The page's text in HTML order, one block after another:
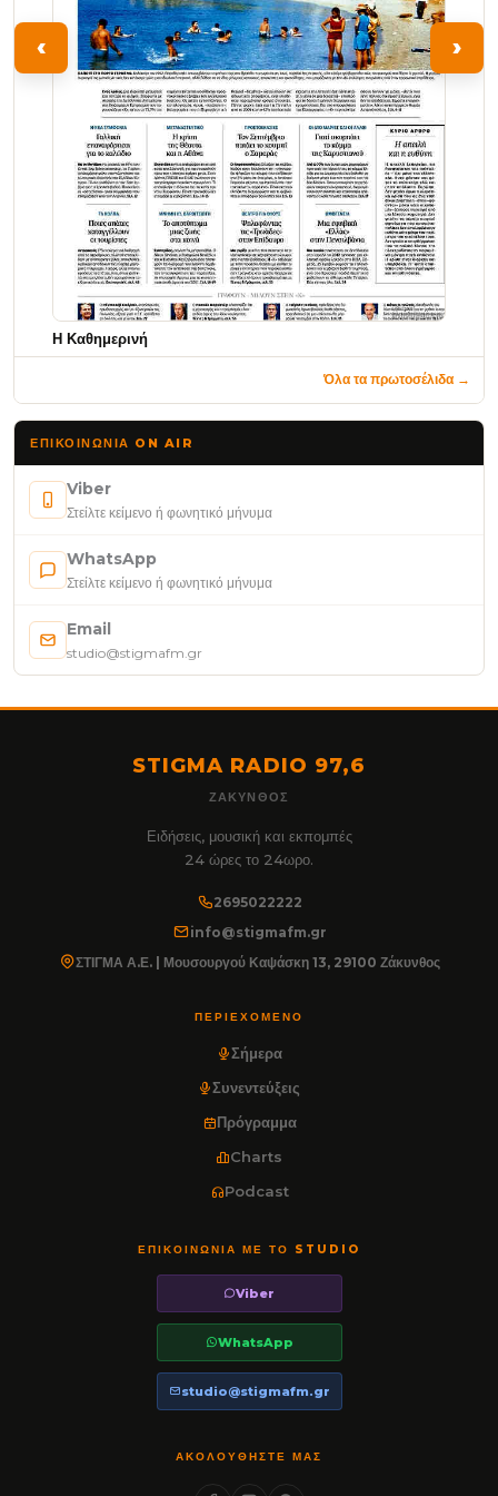
‹
Η Καθημερινή
›
Όλα τα πρωτοσέλιδα →
ΕΠΙΚΟΙΝΩΝΊΑ ON AIR
Viber
Στείλτε κείμενο ή φωνητικό μήνυμα
WhatsApp
Στείλτε κείμενο ή φωνητικό μήνυμα
Email
studio@stigmafm.gr
STIGMA RADIO 97,6
ΖΆΚΥΝΘΟΣ
Ειδήσεις, μουσική και εκπομπές
24 ώρες το 24ωρο.
2695022222
info@stigmafm.gr
ΣΤΙΓΜΑ Α.Ε. | Μουσουργού Καψάσκη 13, 29100 Ζάκυνθος
ΠΕΡΙΕΧΌΜΕΝΟ
Σήμερα
Συνεντεύξεις
Πρόγραμμα
Charts
Podcast
ΕΠΙΚΟΙΝΩΝΊΑ ΜΕ ΤΟ STUDIO
Viber
WhatsApp
studio@stigmafm.gr
ΑΚΟΛΟΥΘΉΣΤΕ ΜΑΣ